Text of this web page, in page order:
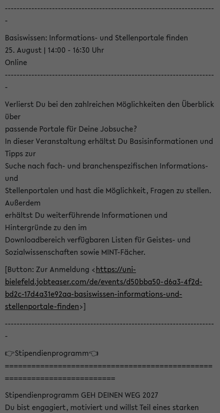
-----------------------------------------------------------------------
-
Basiswissen: Informations- und Stellenportale finden
25. August | 14:00 - 16:30 Uhr
Online
-----------------------------------------------------------------------
-
Verlierst Du bei den zahlreichen Möglichkeiten den Überblick
über
passende Portale für Deine Jobsuche?
In dieser Veranstaltung erhältst Du Basisinformationen und
Tipps zur
Suche nach fach- und branchenspezifischen Informations-
und
Stellenportalen und hast die Möglichkeit, Fragen zu stellen.
Außerdem
erhältst Du weiterführende Informationen und
Hintergründe zu den im
Downloadbereich verfügbaren Listen für Geistes- und
Sozialwissenschaften sowie MINT-Fächer.
[Button: Zur Anmeldung <https://uni-
bielefeld.jobteaser.com/de/events/d50bba50-d6a3-4f2d-
bd2c-17d4a31e92aa-basiswissen-informations-und-
stellenportale-finden>]
-----------------------------------------------------------------------
-
👉Stipendienprogramm👈
===============================================
=========================
Stipendienprogramm GEH DEINEN WEG 2027
Du bist engagiert, motiviert und willst Teil eines starken